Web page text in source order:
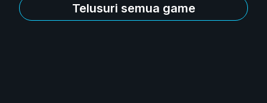
Telusuri semua game